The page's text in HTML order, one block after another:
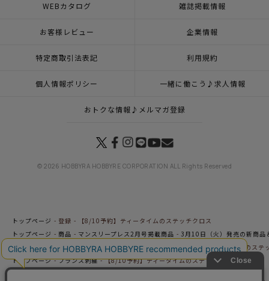
WEBカタログ 雑誌掲載情報
お客様レビュー 企業情報
特定商取引法表記 利用規約
個人情報ポリシー 一緒に働こう♪求人情報
おトクな情報♪メルマガ登録
© 2026 HOBBYRA HOBBYRE CORPORATION ALL Rights Reserved
トップページ 登録
【8/10予約】ティータイムのステッチクロス
トップページ
商品 マンスリープレス2月号掲載商品
3月10日（火）発売の新商品
トップページ
カテゴリー ロンドンを愉しもう 【8/10予約】ティータイムのステ
トップページ
フランス刺繍 【8/10予約】ティータイムのステッチクロス